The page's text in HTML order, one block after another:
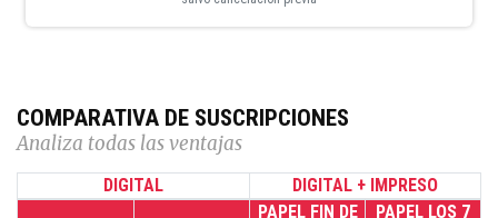
COMPARATIVA DE SUSCRIPCIONES
Analiza todas las ventajas
DIGITAL DIGITAL + IMPRESO
PAPEL FIN DE
PAPEL LOS 7